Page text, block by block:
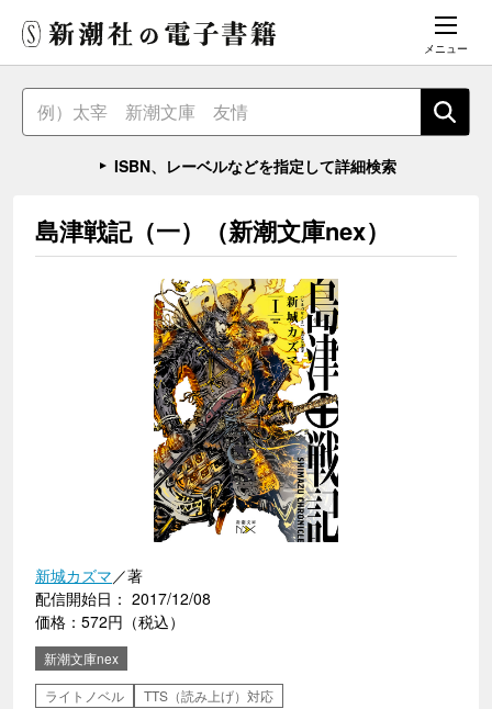
メニュー
ISBN、レーベルなどを指定して詳細検索
島津戦記（一）（新潮文庫nex）
新城カズマ／著
配信開始日： 2017/12/08
価格：572円（税込）
新潮文庫nex
ライトノベル
TTS（読み上げ）対応